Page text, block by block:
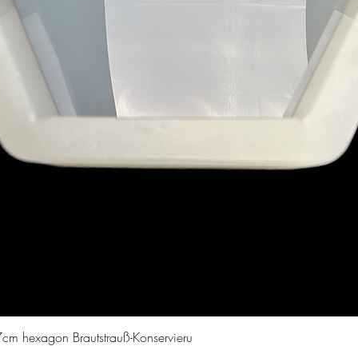
Schnellansicht
hexagon Brautstrauß-Konservieru